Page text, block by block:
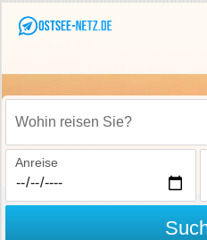
Wohin reisen Sie?
Anreise